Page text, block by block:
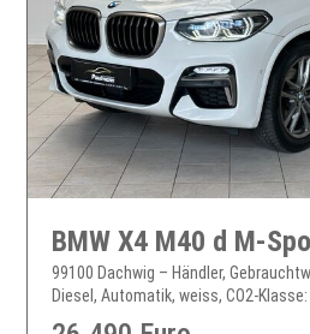
99100 Dachwig – Händler,
Diesel, Automatik, weiss, CO2-Klasse: